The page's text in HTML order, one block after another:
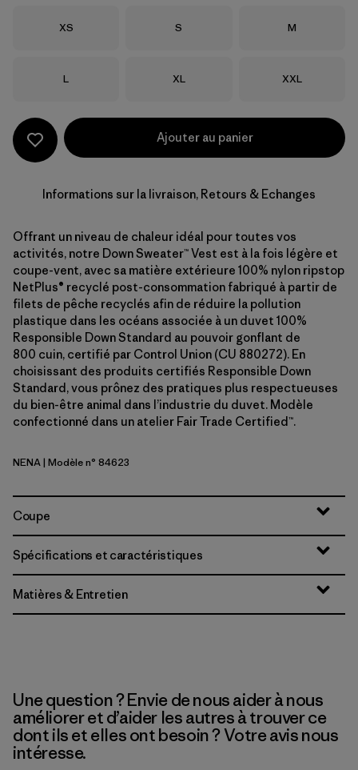
Taille
XS Taille
S Taille
M
Taille
L Taille
XL Taille
XXL
Ajouter au panier
Informations sur la livraison, Retours & Echanges
Offrant un niveau de chaleur idéal pour toutes vos
activités, notre Down Sweater™ Vest est à la fois légère et
coupe-vent, avec sa matière extérieure 100% nylon ripstop
NetPlus® recyclé post-consommation fabriqué à partir de
filets de pêche recyclés afin de réduire la pollution
plastique dans les océans associée à un duvet 100%
Responsible Down Standard au pouvoir gonflant de
800 cuin, certifié par Control Union (CU 880272). En
choisissant des produits certifiés Responsible Down
Standard, vous prônez des pratiques plus respectueuses
du bien-être animal dans l’industrie du duvet. Modèle
confectionné dans un atelier Fair Trade Certified™.
New Navy
NENA| Modèle n° 84623
Coupe
Spécifications et caractéristiques
Matières & Entretien
Une question ? Envie de nous aider à nous
améliorer et d’aider les autres à trouver ce
dont ils et elles ont besoin ? Votre avis nous
intéresse.